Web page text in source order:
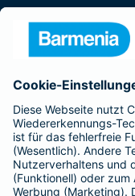
Barmenia